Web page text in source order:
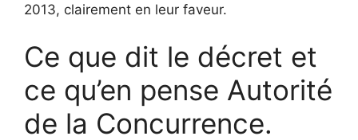
2013, clairement en leur faveur.
Ce que dit le décret et
ce qu’en pense Autorité
de la Concurrence.